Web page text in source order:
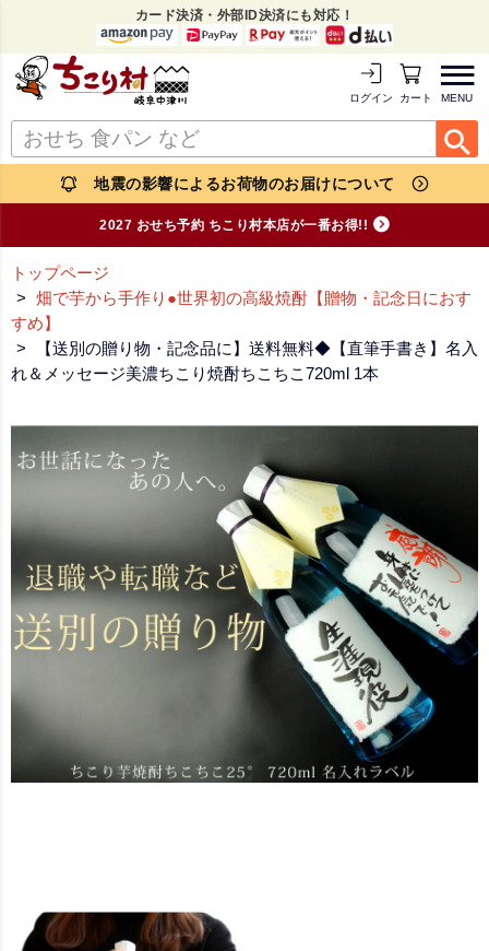
カード決済・外部ID決済にも対応！
MENU
ログイン カートを見る
地震の影響によるお荷物のお届けについて
2027 おせち予約 ちこり村本店が一番お得!!
トップページ
畑で芋から手作り●世界初の高級焼酎【贈物・記念日におす
すめ】
【送別の贈り物・記念品に】送料無料◆【直筆手書き】名入
れ＆メッセージ美濃ちこり焼酎ちこちこ720ml 1本